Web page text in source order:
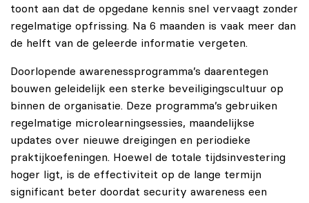
toont aan dat de opgedane kennis snel vervaagt zonder
regelmatige opfrissing. Na 6 maanden is vaak meer dan
de helft van de geleerde informatie vergeten.
Doorlopende awarenessprogramma’s daarentegen
bouwen geleidelijk een sterke beveiligingscultuur op
binnen de organisatie. Deze programma’s gebruiken
regelmatige microlearningsessies, maandelijkse
updates over nieuwe dreigingen en periodieke
praktijkoefeningen. Hoewel de totale tijdsinvestering
hoger ligt, is de effectiviteit op de lange termijn
significant beter doordat security awareness een